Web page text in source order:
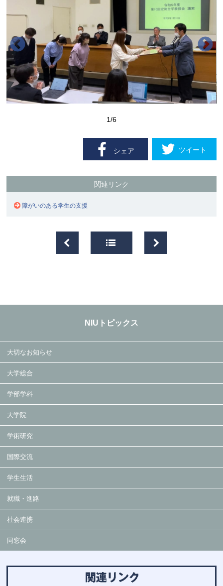
1/6
シェア ツイート
関連リンク
障がいのある学生の支援
NIUトピックス
大切なお知らせ
大学総合
学部学科
大学院
学術研究
国際交流
学生生活
就職・進路
社会連携
同窓会